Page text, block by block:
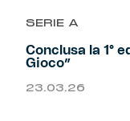
SERIE A
Conclusa la 1°
Gioco”
23.03.26